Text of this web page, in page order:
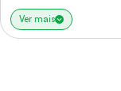
queremos te mostrar
chuveiro de parede
Ver mais